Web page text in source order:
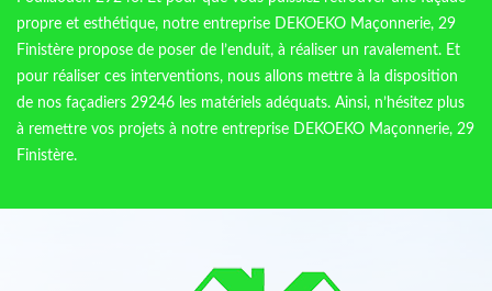
propre et esthétique, notre entreprise DEKOEKO Maçonnerie, 29
Finistère propose de poser de l’enduit, à réaliser un ravalement. Et
pour réaliser ces interventions, nous allons mettre à la disposition
de nos façadiers 29246 les matériels adéquats. Ainsi, n’hésitez plus
à remettre vos projets à notre entreprise DEKOEKO Maçonnerie, 29
Finistère.